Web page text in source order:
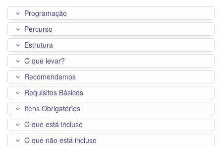
Programação
Percurso
Estrutura
O que levar?
Recomendamos
Requisitos Básicos
Itens Obrigatórios
O que está incluso
O que não está incluso